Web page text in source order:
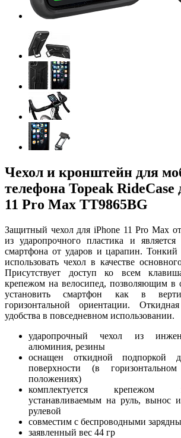
Чехол и кронштейн для
телефона Topeak RideCase
11 Pro Max TT9865BG
Защитный чехол для iPhone 11 Pro Max
из ударопрочного пластика и
смартфона от ударов и царапин. Тонкий
использовать чехол в качестве
Присутствует доступ ко всем
крепежом на велосипед, позволяющим в
установить смартфон как в
горизонтальной ориентации.
удобства в повседневном использовании.
ударопрочный чехол из
алюминия, резины
оснащен откидной подпоркой
поверхности (в
положениях)
комплектуется крепежом
устанавливаемым на руль, вынос
рулевой
совместим с беспроводными
заявленный вес 44 гр